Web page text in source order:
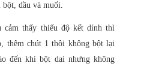
dầu và muối.
cảm thấy thiếu độ kết dính thì
thêm chút 1 thôi không bột lại
đến khi bột dai nhưng không